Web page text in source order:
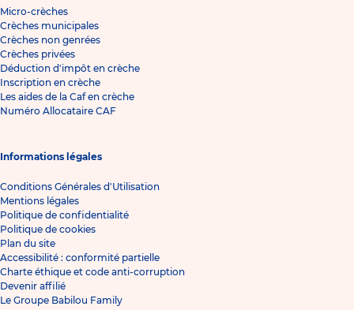
Micro-crèches
Crèches municipales
Crèches non genrées
Crèches privées
Déduction d'impôt en crèche
Inscription en crèche
Les aides de la Caf en crèche
Numéro Allocataire CAF
Informations légales
Conditions Générales d'Utilisation
Mentions légales
Politique de confidentialité
Politique de cookies
Plan du site
Accessibilité : conformité partielle
Charte éthique et code anti-corruption
Devenir affilié
Le Groupe Babilou Family